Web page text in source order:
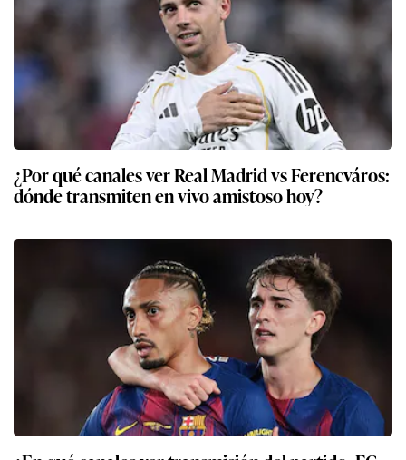
¿Por qué canales ver Real Madrid vs Ferencváros:
dónde transmiten en vivo amistoso hoy?